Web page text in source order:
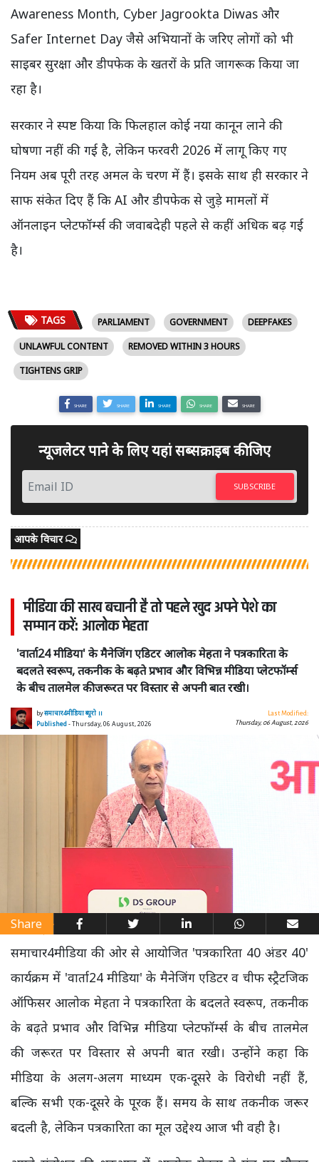
Awareness Month, Cyber Jagrookta Diwas और
Safer Internet Day जैसे अभियानों के जरिए लोगों को भी
साइबर सुरक्षा और डीपफेक के खतरों के प्रति जागरूक किया जा
रहा है।
सरकार ने स्पष्ट किया कि फिलहाल कोई नया कानून लाने की
घोषणा नहीं की गई है, लेकिन फरवरी 2026 में लागू किए गए
नियम अब पूरी तरह अमल के चरण में हैं। इसके साथ ही सरकार ने
साफ संकेत दिए हैं कि AI और डीपफेक से जुड़े मामलों में
ऑनलाइन प्लेटफॉर्म्स की जवाबदेही पहले से कहीं अधिक बढ़ गई
है।
TAGS PARLIAMENT GOVERNMENT
DEEPFAKES
UNLAWFUL CONTENT
REMOVED WITHIN 3 HOURS
TIGHTENS GRIP
SHARE SHARE SHARE SHARE SHARE
न्यूजलेटर पाने के लिए यहां सब्सक्राइब कीजिए
SUBSCRIBE
आपके विचार
मीडिया की साख बचानी है तो पहले खुद अपने पेशे का
सम्मान करें: आलोक मेहता
'वार्ता24 मीडिया' के मैनेजिंग एडिटर आलोक मेहता ने पत्रकारिता के
बदलते स्वरूप, तकनीक के बढ़ते प्रभाव और विभिन्न मीडिया प्लेटफॉर्म्स
के बीच तालमेल की जरूरत पर विस्तार से अपनी बात रखी।
byसमाचार4मीडिया ब्यूरो ।।
Published- Thursday, 06 August, 2026
Last Modified:
Thursday, 06 August, 2026
Share
समाचार4मीडिया की ओर से आयोजित 'पत्रकारिता 40 अंडर 40'
कार्यक्रम में 'वार्ता24 मीडिया' के मैनेजिंग एडिटर व चीफ स्ट्रैटजिक
ऑफिसर आलोक मेहता ने पत्रकारिता के बदलते स्वरूप, तकनीक
के बढ़ते प्रभाव और विभिन्न मीडिया प्लेटफॉर्म्स के बीच तालमेल
की जरूरत पर विस्तार से अपनी बात रखी। उन्होंने कहा कि
मीडिया के अलग-अलग माध्यम एक-दूसरे के विरोधी नहीं हैं,
बल्कि सभी एक-दूसरे के पूरक हैं। समय के साथ तकनीक जरूर
बदली है, लेकिन पत्रकारिता का मूल उद्देश्य आज भी वही है।